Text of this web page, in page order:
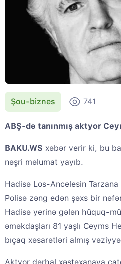
Şou-biznes 741
ABŞ-də tanınmış aktyor
BAKU.WS xəbər verir ki, bu
nəşri məlumat yayıb.
Hadisə Los-Ancelesin
Polisə zəng edən şəxs bir
Hadisə yerinə gələn hüquq-
əməkdaşları 81 yaşlı Ceyms
bıçaq xəsarətləri almış
Aktyor dərhal xəstəxanaya